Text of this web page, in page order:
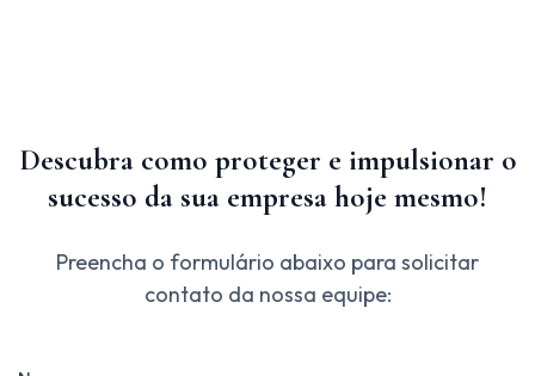
Descubra como proteger e impulsionar o
sucesso da sua empresa hoje mesmo!
Preencha o formulário abaixo para solicitar
contato da nossa equipe: